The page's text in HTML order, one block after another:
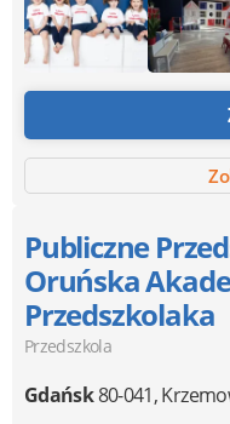
Publiczne
Oruńska
Przedszkolaka
Przedszkola
Gdańsk80-041,